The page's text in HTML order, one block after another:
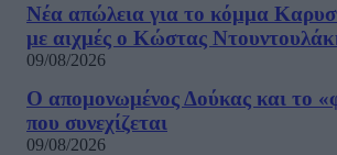
Νέα απώλεια για το κόμμα
με αιχμές ο Κώστας
09/08/2026
Ο απομονωμένος Δούκας και το
που συνεχίζεται
09/08/2026